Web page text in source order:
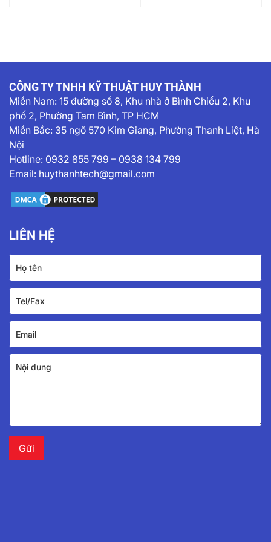
CÔNG TY TNHH KỸ THUẬT HUY THÀNH
Miền Nam: 15 đường số 8, Khu nhà ở Bình Chiểu 2, Khu
phố 2, Phường Tam Bình, TP HCM
Miền Bắc: 35 ngõ 570 Kim Giang, Phường Thanh Liệt, Hà
Nội
Hotline: 0932 855 799 – 0938 134 799
Email: huythanhtech@gmail.com
LIÊN HỆ